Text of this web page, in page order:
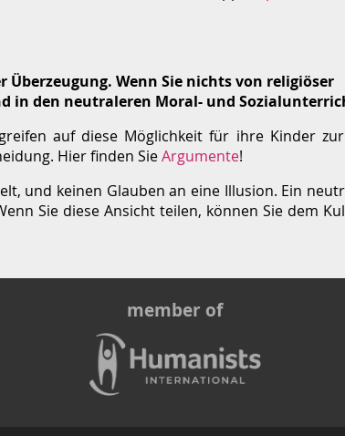
Überzeugung. Wenn Sie nichts von religiöser
in den neutraleren Moral- und
auf diese Möglichkeit für ihre Kinder
Hier finden SieArgumente!
und keinen Glauben an eine Illusion. Ein
Sie diese Ansicht teilen, können Sie dem
member of